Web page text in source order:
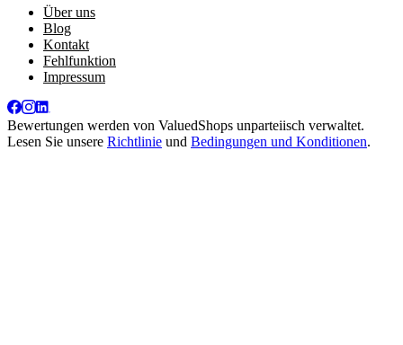
Über uns
Blog
Kontakt
Fehlfunktion
Impressum
Bewertungen werden von ValuedShops unparteiisch verwaltet.
Lesen Sie unsere Richtlinie und Bedingungen und Konditionen.